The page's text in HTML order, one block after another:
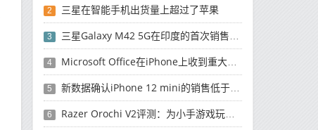
2 三星在智能手机出货量上超过了苹果
3 三星Galaxy M42 5G在印度的首次销售将于今晚开始
4 Microsoft Office在iPhone上收到重大更新
5 新数据确认iPhone 12 mini的销售低于预期
6 Razer Orochi V2评测：为小手游戏玩家设计的鼠标